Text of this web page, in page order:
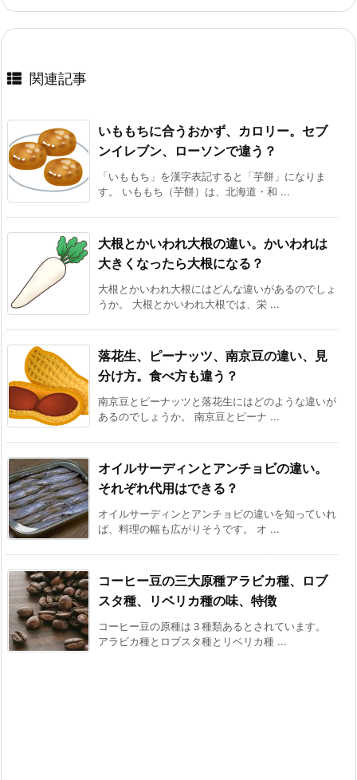
関連記事
いももちに合うおかず、カロリー。セブ
ンイレブン、ローソンで違う？
「いももち」を漢字表記すると「芋餅」になりま
す。 いももち（芋餅）は、北海道・和 ...
大根とかいわれ大根の違い。かいわれは
大きくなったら大根になる？
大根とかいわれ大根にはどんな違いがあるのでしょ
うか。 大根とかいわれ大根では、栄 ...
落花生、ピーナッツ、南京豆の違い、見
分け方。食べ方も違う？
南京豆とピーナッツと落花生にはどのような違いが
あるのでしょうか。 南京豆とピーナ ...
オイルサーディンとアンチョビの違い。
それぞれ代用はできる？
オイルサーディンとアンチョビの違いを知っていれ
ば、料理の幅も広がりそうです。 オ ...
コーヒー豆の三大原種アラビカ種、ロブ
スタ種、リベリカ種の味、特徴
コーヒー豆の原種は３種類あるとされています。
アラビカ種とロブスタ種とリベリカ種 ...